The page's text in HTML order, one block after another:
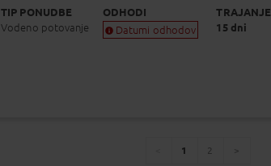
TIP PONUDBE
Vodeno potovanje
ODHODI
Datumi odhodov
TRAJANJE
15 dni
You're
1
page
2